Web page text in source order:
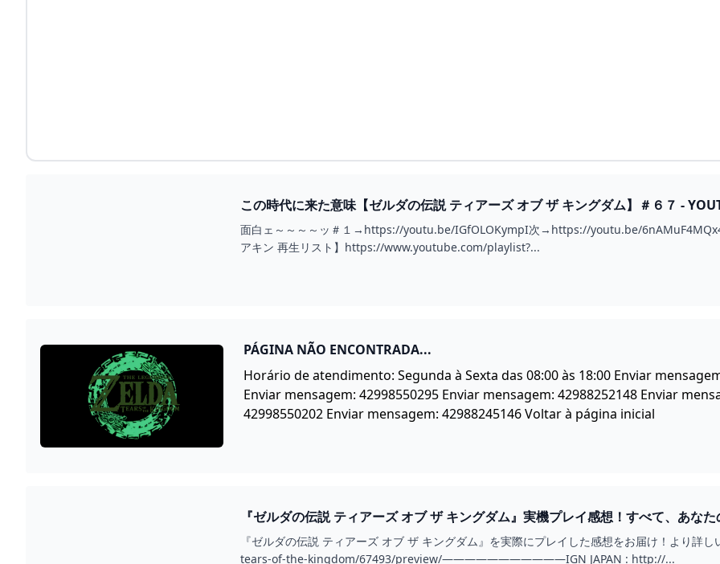
この時代に来た意味【ゼルダの伝説 ティアーズ オブ ザ キングダム】＃６７ -
面白ェ～～～～ッ＃１→https://youtu.be/IGfOLOKympI次→https://youtu.be/
アキン 再生リスト】https://www.youtube.com/playlist?...
PÁGINA NÃO ENCONTRADA...
Horário de atendimento: Segunda à Sexta das 08:00 às 18:00 Enviar
Enviar mensagem: 42998550295 Enviar mensagem: 42988252148 Enviar
42998550202 Enviar mensagem: 42988245146 Voltar à página inicial
『ゼルダの伝説 ティアーズ オブ ザ キングダム』実機プレイ感想！すべて、あな
『ゼルダの伝説 ティアーズ オブ ザ キングダム』を実際にプレイした感想をお届け！より
tears-of-the-kingdom/67493/preview/―――――――――――IGN JAPAN : http://...